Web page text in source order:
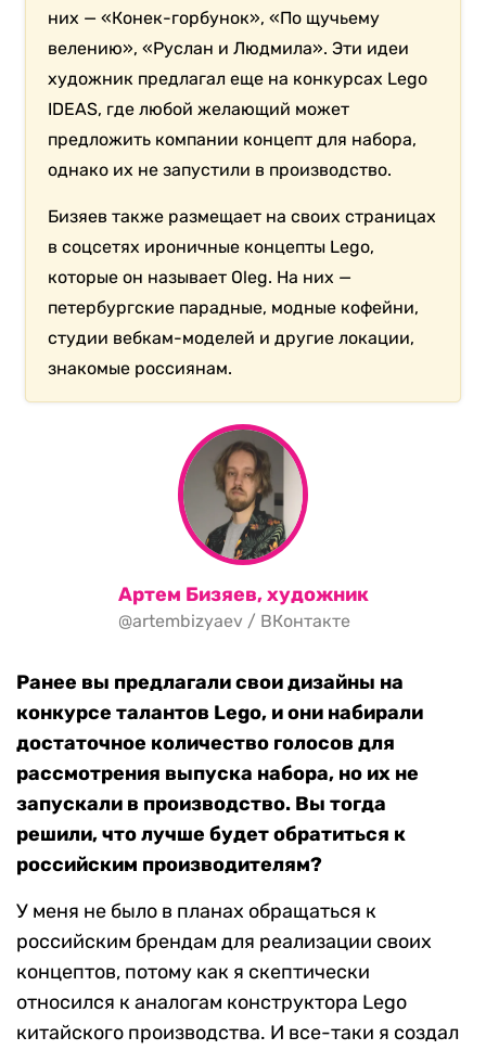
них — «Конек-горбунок», «По щучьему
велению», «Руслан и Людмила». Эти идеи
художник предлагал еще на конкурсах Lego
IDEAS, где любой желающий может
предложить компании концепт для набора,
однако их не запустили в производство.
Бизяев также размещает на своих страницах
в соцсетях ироничные концепты Lego,
которые он называет Oleg. На них —
петербургские парадные, модные кофейни,
студии вебкам-моделей и другие локации,
знакомые россиянам.
Артем Бизяев, художник
@artembizyaev / ВКонтакте
Ранее вы предлагали свои дизайны на
конкурсе талантов Lego, и они набирали
достаточное количество голосов для
рассмотрения выпуска набора, но их не
запускали в производство. Вы тогда
решили, что лучше будет обратиться к
российским производителям?
У меня не было в планах обращаться к
российским брендам для реализации своих
концептов, потому как я скептически
относился к аналогам конструктора Lego
китайского производства. И все-таки я создал